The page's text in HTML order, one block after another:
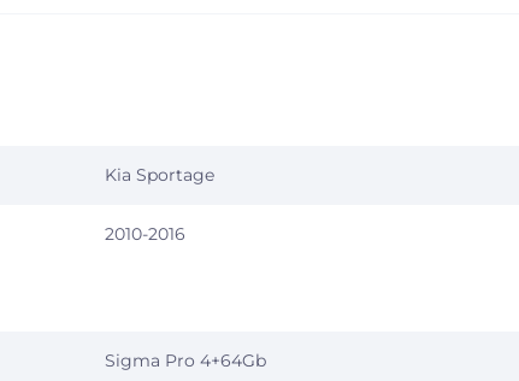
Kia Sportage
2010-2016
Sigma Pro 4+64Gb